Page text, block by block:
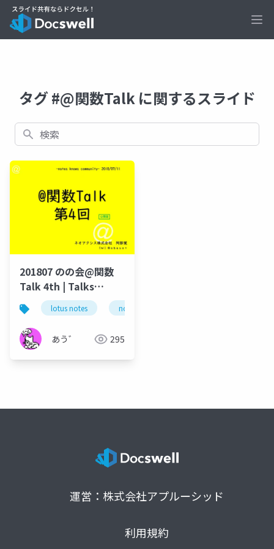
タグ #@関数Talk に関するスライド
検索
201807 のの会@関数
Talk 4th | Talks
around @Functions
in Notes and Domino
lotus notes notes domino
あう゛ 295
運営：株式会社アプルーシッド
利用規約